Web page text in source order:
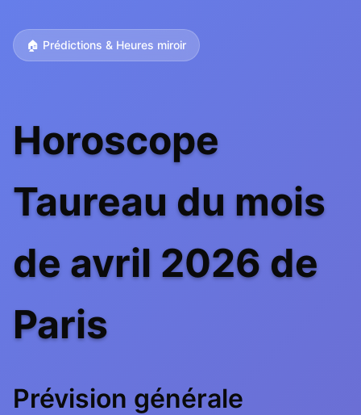
🏠 Prédictions & Heures miroir
Horoscope
Taureau du mois
de avril 2026 de
Paris
Prévision générale